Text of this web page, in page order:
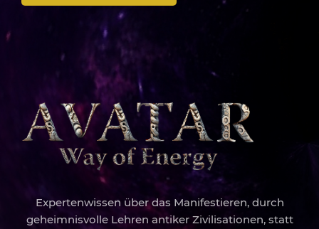
Expertenwissen über das Manifestieren, durch
geheimnisvolle Lehren antiker Zivilisationen, statt